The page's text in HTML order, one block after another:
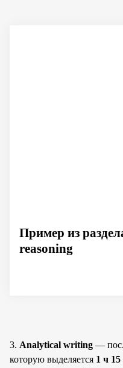
Пример из
reasoning
3. Analytical writing —
которую выделяется 1 ч